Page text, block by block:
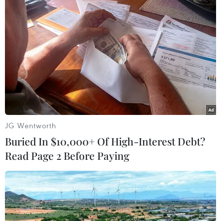
buôn ma túy ở Thái Bình Dương,
khiến hai người thiệt mạng, trong
chiến dịch chống buôn lậu ma túy
kéo dài từ năm ngoái.
(TTXVN/Vietnam+)
JG Wentworth
Buried In $10,000+ Of High-Interest Debt?
Read Page 2 Before Paying